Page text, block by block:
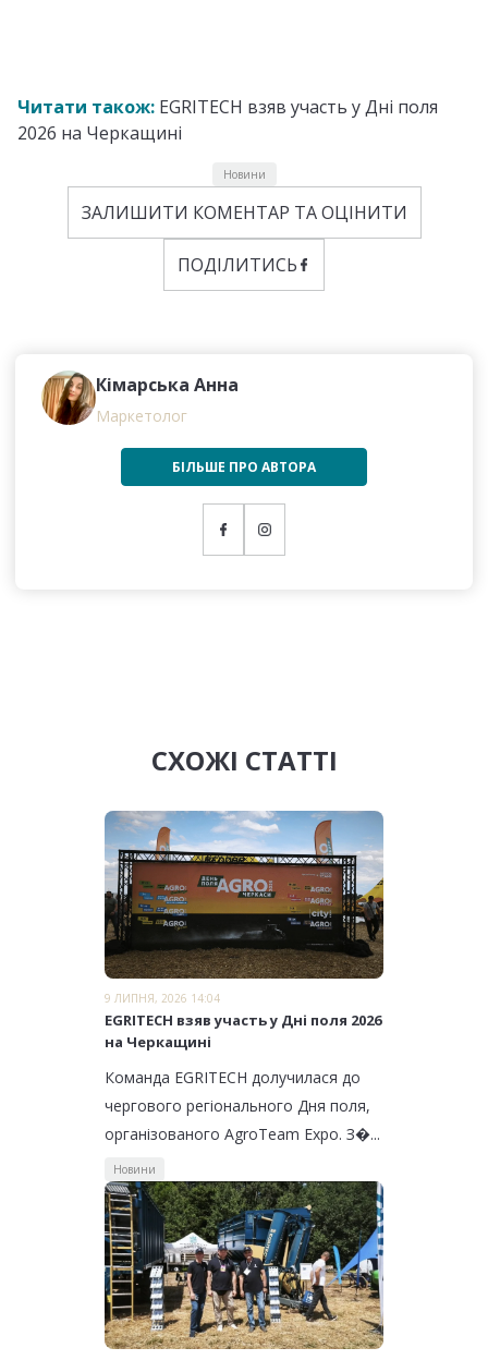
Читати також: EGRITECH взяв участь у Дні поля
2026 на Черкащині
Новини
ЗАЛИШИТИ КОМЕНТАР ТА ОЦІНИТИ
ПОДІЛИТИСЬ
Кімарська Анна
Маркетолог
БІЛЬШЕ ПРО АВТОРА
СХОЖІ СТАТТІ
9 ЛИПНЯ, 2026 14:04
EGRITECH взяв участь у Дні поля 2026
на Черкащині
Команда EGRITECH долучилася до
чергового регіонального Дня поля,
організованого AgroTeam Expo. З�...
Новини